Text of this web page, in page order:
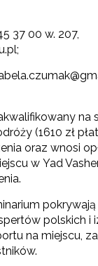
37 00 w. 207,
na
(1610 zł
oraz wnosi
w Yad
polskich i
na miejscu,
ORE